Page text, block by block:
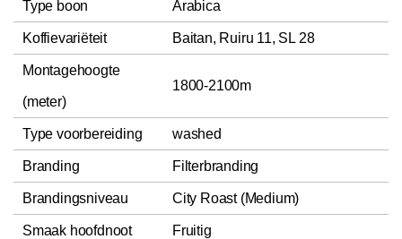
Type boon Arabica
Koffievariëteit Baitan, Ruiru 11, SL 28
Montagehoogte
(meter)
1800-2100m
Type voorbereiding washed
Branding Filterbranding
Brandingsniveau City Roast (Medium)
Smaak hoofdnoot Fruitig